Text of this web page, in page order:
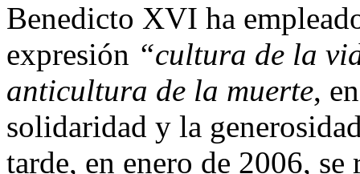
Benedicto XVI ha
expresión “cultura de la
anticultura de la muerte,
solidaridad y la
tarde, en enero de 2006,